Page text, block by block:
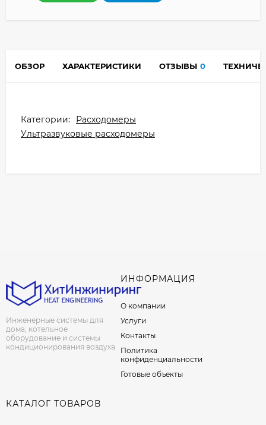
ОБЗОР ХАРАКТЕРИСТИКИ ОТЗЫВЫ 0
Категории:
Расходомеры
Ультразвуковые расходомеры
Инженерные системы для
дома, котельное
оборудование и системы
кондиционирования воздуха
ИНФОРМАЦИЯ
О компании
Услуги
Контакты
Политика
конфиденциальности
Готовые объекты
КАТАЛОГ ТОВАРОВ